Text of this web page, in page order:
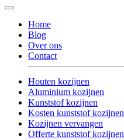
Home
Blog
Over ons
Contact
Houten kozijnen
Aluminium kozijnen
Kunststof kozijnen
Kosten kunststof kozijnen
Kozijnen vervangen
Offerte kunststof kozijnen